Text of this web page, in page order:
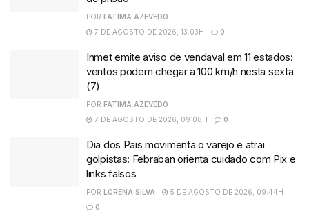
POR FATIMA AZEVEDO
7 DE AGOSTO DE 2026, 13:03H
0
Inmet emite aviso de vendaval em 11 estados:
ventos podem chegar a 100 km/h nesta sexta
(7)
POR FATIMA AZEVEDO
7 DE AGOSTO DE 2026, 09:08H
0
Dia dos Pais movimenta o varejo e atrai
golpistas: Febraban orienta cuidado com Pix e
links falsos
POR LORENA SILVA
5 DE AGOSTO DE 2026, 09:44H
0